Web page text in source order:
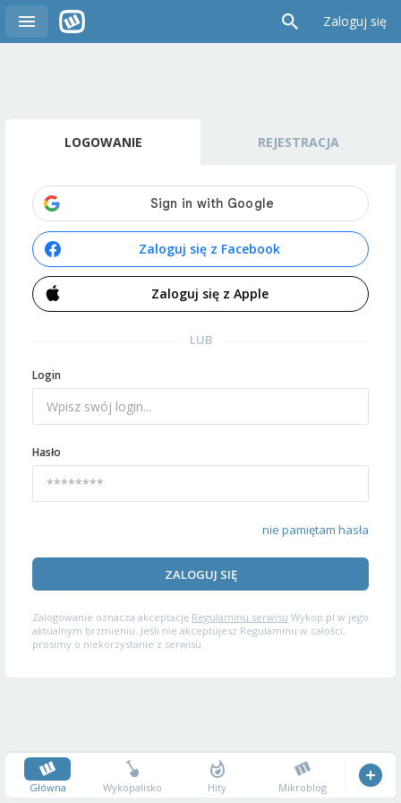
Zaloguj się
LOGOWANIE REJESTRACJA
Zaloguj się z Facebook
Zaloguj się z Apple
LUB
Login
Hasło
nie pamiętam hasła
ZALOGUJ SIĘ
Zalogowanie oznacza akceptację Regulaminu serwisu Wykop.pl w jego
aktualnym brzmieniu. Jeśli nie akceptujesz Regulaminu w całości,
prosimy o niekorzystanie z serwisu.
Główna Wykopalisko Hity Mikroblog